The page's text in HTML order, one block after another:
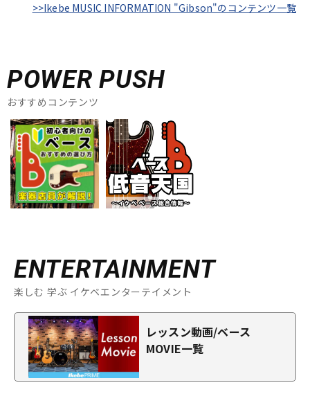
>>Ikebe MUSIC INFORMATION "Gibson"のコンテンツ一覧
POWER PUSH
おすすめコンテンツ
ENTERTAINMENT
楽しむ 学ぶ イケベエンターテイメント
レッスン動画/ベース
MOVIE一覧